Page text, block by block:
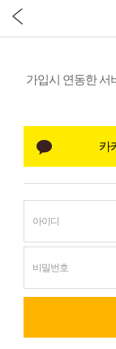
가입시 연동한 서